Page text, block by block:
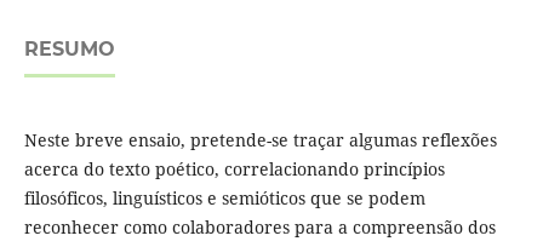
RESUMO
Neste breve ensaio, pretende-se traçar algumas reflexões
acerca do texto poético, correlacionando princípios
filosóficos, linguísticos e semióticos que se podem
reconhecer como colaboradores para a compreensão dos